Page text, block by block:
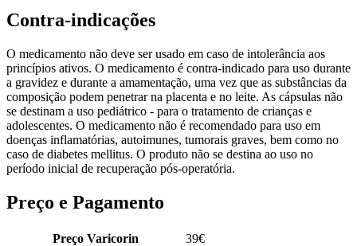
Contra-indicações
O medicamento não deve ser usado em caso de intolerância aos
princípios ativos. O medicamento é contra-indicado para uso durante
a gravidez e durante a amamentação, uma vez que as substâncias da
composição podem penetrar na placenta e no leite. As cápsulas não
se destinam a uso pediátrico - para o tratamento de crianças e
adolescentes. O medicamento não é recomendado para uso em
doenças inflamatórias, autoimunes, tumorais graves, bem como no
caso de diabetes mellitus. O produto não se destina ao uso no
período inicial de recuperação pós-operatória.
Preço e Pagamento
Preço Varicorin 39€